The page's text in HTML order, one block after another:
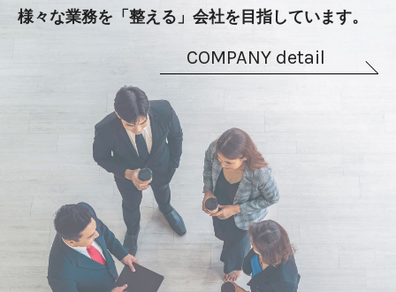
様々な業務を「整える」会社を目指しています。
COMPANY detail